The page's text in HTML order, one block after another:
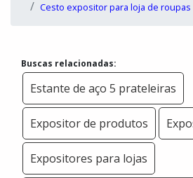
Cesto expositor para loja de roupas
Buscas relacionadas:
Estante de aço 5 prateleiras
Expositor de produtos
Expositores para lojas